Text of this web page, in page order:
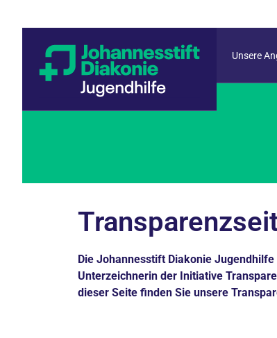
Unsere
Die Johannesstift Diakonie Jugendhilfe
Unterzeichnerin der Initiative
dieser Seite finden Sie unsere